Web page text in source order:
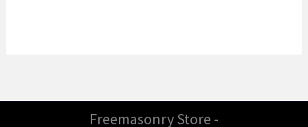
Freemasonry Store -